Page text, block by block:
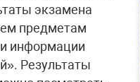
экзамена
предметам
информации
Результаты